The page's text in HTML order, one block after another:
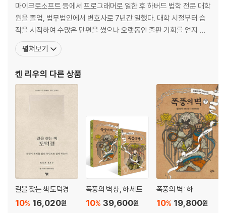
프랜 와일드, 「폭풍의 목록」
2020 네뷸러상 단편 부문 수상작, 2020 휴고상?로커스상 단편 부문 최
종 후보작
인드라프라미트 다스, 「칼리_Na」
피터 와츠, 「사이클롭테러스」
E. 릴리 유, 「녹색 유리구슬: 어떤 사랑 이야기」
카린 티드벡, 「스키드블라드니르의 마지막 항해」
알렉 네발라리, 「고래 유해에서」
마이크로소프트 등에서 프로그래머로 일한 후 하버드 법학 전문 대학
원을 졸업, 법무법인에서 변호사로 7년간 일했다. 대학 시절부터 습
작을 시작하여 수많은 단편을 썼으나 오랫동안 출판 기회를 얻지 못
하다가 2002년 오슨 스콧 카드가 편집한 『포보스 SF 단편선』에 「카
르타고의 장미」를 발표하며 소설가로 첫발을 내디뎠다. 이후 2011년
서 최고의 권위를 자랑하는 휴고 상과 네뷸러
펼쳐보기
켄 리우의 다른 상품
길을 찾는 책 도덕경
16,020원
10%
폭풍의 벽 상, 하 세트
39,600원
10%
폭풍의 벽 : 하
19,800원
10%